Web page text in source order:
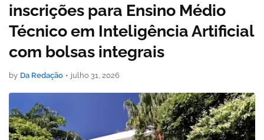
inscrições para Ensino Médio
Técnico em Inteligência Artificial
com bolsas integrais
by Da Redação • julho 31, 2026